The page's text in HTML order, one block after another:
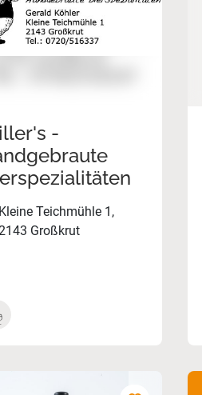
-
Kleine Teichmühle 1,
Großkrut